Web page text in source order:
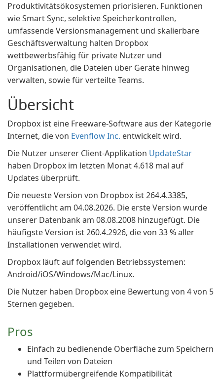
Produktivitätsökosystemen priorisieren. Funktionen
wie Smart Sync, selektive Speicherkontrollen,
umfassende Versionsmanagement und skalierbare
Geschäftsverwaltung halten Dropbox
wettbewerbsfähig für private Nutzer und
Organisationen, die Dateien über Geräte hinweg
verwalten, sowie für verteilte Teams.
Übersicht
Dropbox ist eine Freeware-Software aus der Kategorie
Internet, die von Evenflow Inc. entwickelt wird.
Die Nutzer unserer Client-Applikation UpdateStar
haben Dropbox im letzten Monat 4.618 mal auf
Updates überprüft.
Die neueste Version von Dropbox ist 264.4.3385,
veröffentlicht am 04.08.2026. Die erste Version wurde
unserer Datenbank am 08.08.2008 hinzugefügt. Die
häufigste Version ist 260.4.2926, die von 33 % aller
Installationen verwendet wird.
Dropbox läuft auf folgenden Betriebssystemen:
Android/iOS/Windows/Mac/Linux.
Die Nutzer haben Dropbox eine Bewertung von 4 von 5
Sternen gegeben.
Pros
Einfach zu bedienende Oberfläche zum Speichern
und Teilen von Dateien
Plattformübergreifende Kompatibilität